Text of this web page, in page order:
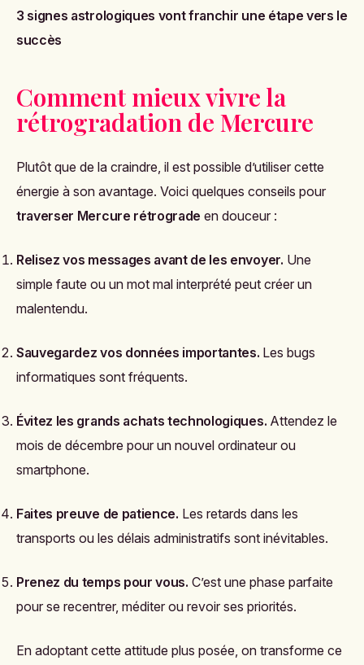
3 signes astrologiques vont franchir une étape vers le
succès
Comment mieux vivre la
rétrogradation de Mercure
Plutôt que de la craindre, il est possible d’utiliser cette
énergie à son avantage. Voici quelques conseils pour
traverser Mercure rétrograde en douceur :
Relisez vos messages avant de les envoyer. Une
simple faute ou un mot mal interprété peut créer un
malentendu.
Sauvegardez vos données importantes. Les bugs
informatiques sont fréquents.
Évitez les grands achats technologiques. Attendez le
mois de décembre pour un nouvel ordinateur ou
smartphone.
Faites preuve de patience. Les retards dans les
transports ou les délais administratifs sont inévitables.
Prenez du temps pour vous. C’est une phase parfaite
pour se recentrer, méditer ou revoir ses priorités.
En adoptant cette attitude plus posée, on transforme ce